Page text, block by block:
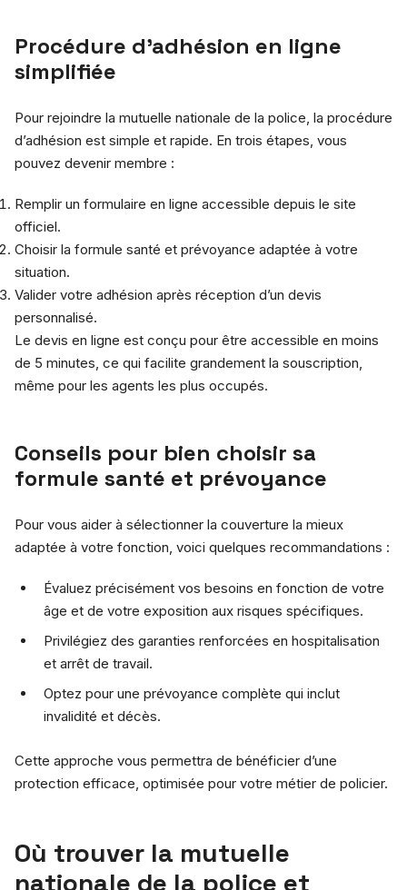
Procédure d’adhésion en ligne
simplifiée
Pour rejoindre la mutuelle nationale de la police, la procédure
d’adhésion est simple et rapide. En trois étapes, vous
pouvez devenir membre :
Remplir un formulaire en ligne accessible depuis le site
officiel.
Choisir la formule santé et prévoyance adaptée à votre
situation.
Valider votre adhésion après réception d’un devis
personnalisé.
Le devis en ligne est conçu pour être accessible en moins
de 5 minutes, ce qui facilite grandement la souscription,
même pour les agents les plus occupés.
Conseils pour bien choisir sa
formule santé et prévoyance
Pour vous aider à sélectionner la couverture la mieux
adaptée à votre fonction, voici quelques recommandations :
Évaluez précisément vos besoins en fonction de votre
âge et de votre exposition aux risques spécifiques.
Privilégiez des garanties renforcées en hospitalisation
et arrêt de travail.
Optez pour une prévoyance complète qui inclut
invalidité et décès.
Cette approche vous permettra de bénéficier d’une
protection efficace, optimisée pour votre métier de policier.
Où trouver la mutuelle
nationale de la police et